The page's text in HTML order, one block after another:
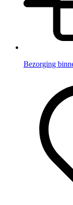
Bezorging